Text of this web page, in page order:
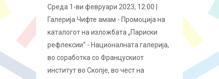
Среда 1-ви февруари 2023, 12:00 |
Галерија Чифте амам - Промоција на
каталогот на изложбата „Париски
рефлексии“ - Националната галерија,
во соработка со Францускиот
институт во Скопје, во чест на